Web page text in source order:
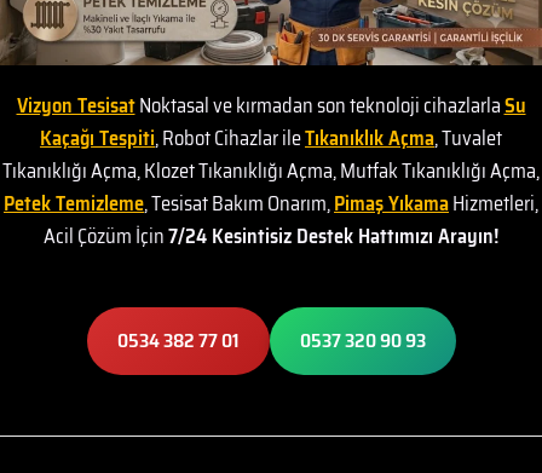
Vizyon TesisatNoktasal ve kırmadan son teknoloji cihazlarlaSu
Kaçağı Tespiti, Robot Cihazlar ileTıkanıklık Açma, Tuvalet
Tıkanıklığı Açma, Klozet Tıkanıklığı Açma, Mutfak Tıkanıklığı Açma,
Petek Temizleme, Tesisat Bakım Onarım,Pimaş YıkamaHizmetleri,
Acil Çözüm İçin7/24 Kesintisiz Destek Hattımızı Arayın!
0534 382 77 01 0537 320 90 93